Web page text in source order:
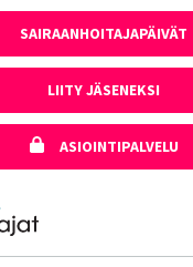
SAIRAANHOITAJAPÄIVÄT
LIITY JÄSENEKSI
ASIOINTIPALVELU